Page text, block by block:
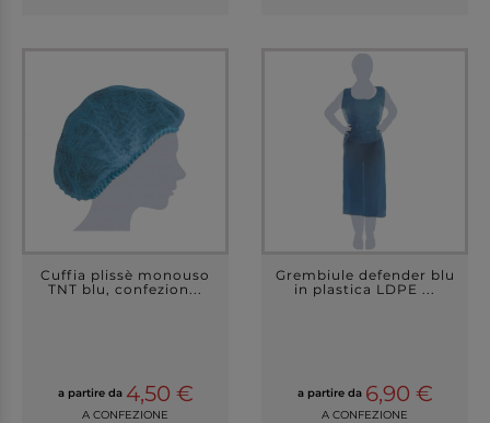
Cuffia plissè monouso
TNT blu, confezion...
a partire da 4,50 €
A CONFEZIONE
Grembiule defender blu
in plastica LDPE ...
a partire da 6,90 €
A CONFEZIONE